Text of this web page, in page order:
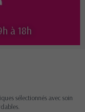
à 18h
sélectionnés avec soin